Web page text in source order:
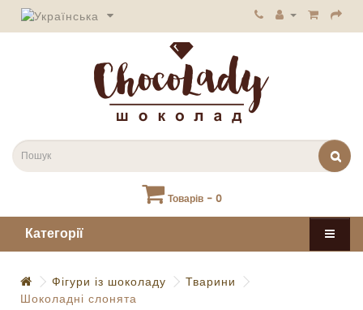
Товарів - 0
Категорії
Фігури із шоколаду
Тварини
Шоколадні слонята